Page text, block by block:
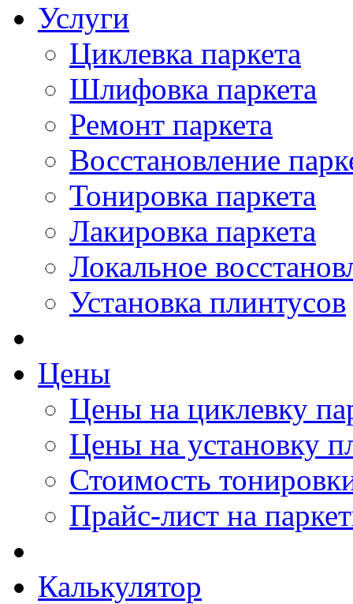
Услуги
Циклевка паркета
Шлифовка паркета
Ремонт паркета
Восстановление
Тонировка паркета
Лакировка паркета
Локальное
Установка плинтусов
Цены
Цены на циклевку
Цены на установку
Стоимость
Прайс-лист на
Калькулятор